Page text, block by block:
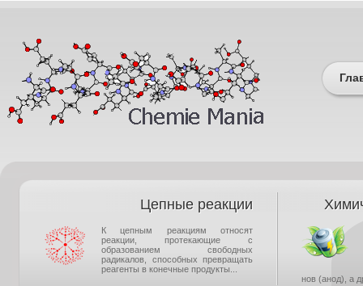
Цепные реакции
К цепным реакциям относят
реакции, протекающие с
образованием свободных
радикалов, способных превращать
реагенты в конечные продукты...
нов (анод), а